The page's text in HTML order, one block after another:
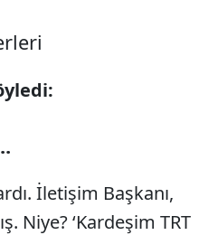
İletişim Başkanı,
Niye? ‘Kardeşim TRT